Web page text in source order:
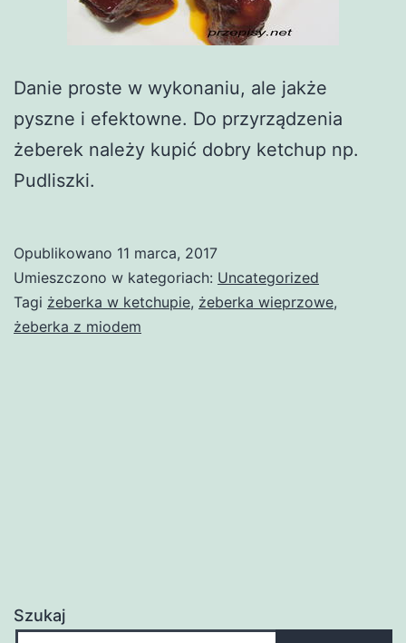
Danie proste w wykonaniu, ale jakże
pyszne i efektowne. Do przyrządzenia
żeberek należy kupić dobry ketchup np.
Pudliszki.
Opublikowano 11 marca, 2017
Umieszczono w kategoriach: Uncategorized
Tagi żeberka w ketchupie, żeberka wieprzowe,
żeberka z miodem
Szukaj